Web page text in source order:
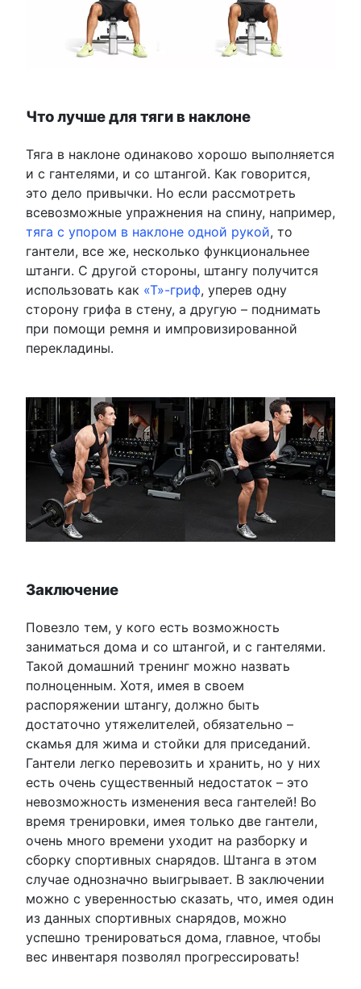
Что лучше для тяги в наклоне
Тяга в наклоне одинаково хорошо выполняется
и с гантелями, и со штангой. Как говорится,
это дело привычки. Но если рассмотреть
всевозможные упражнения на спину, например,
тяга с упором в наклоне одной рукой, то
гантели, все же, несколько функциональнее
штанги. С другой стороны, штангу получится
использовать как «Т»-гриф, уперев одну
сторону грифа в стену, а другую – поднимать
при помощи ремня и импровизированной
перекладины.
Заключение
Повезло тем, у кого есть возможность
заниматься дома и со штангой, и с гантелями.
Такой домашний тренинг можно назвать
полноценным. Хотя, имея в своем
распоряжении штангу, должно быть
достаточно утяжелителей, обязательно –
скамья для жима и стойки для приседаний.
Гантели легко перевозить и хранить, но у них
есть очень существенный недостаток – это
невозможность изменения веса гантелей! Во
время тренировки, имея только две гантели,
очень много времени уходит на разборку и
сборку спортивных снарядов. Штанга в этом
случае однозначно выигрывает. В заключении
можно с уверенностью сказать, что, имея один
из данных спортивных снарядов, можно
успешно тренироваться дома, главное, чтобы
вес инвентаря позволял прогрессировать!